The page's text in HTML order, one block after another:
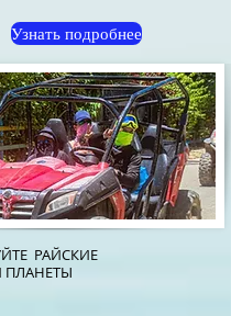
Узнать подробнее
РАЙСКИЕ
ПЛАНЕТЫ